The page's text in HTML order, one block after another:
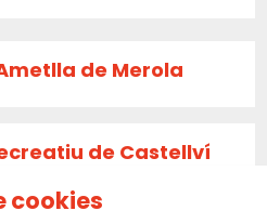
de Merola
de Castellví
cookies